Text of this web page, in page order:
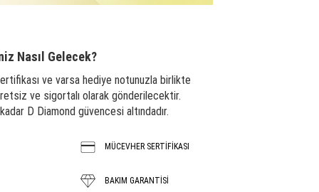
Nasıl Gelecek?
ve varsa hediye notunuzla birlikte
ve sigortalı olarak gönderilecektir.
D Diamond güvencesi altındadır.
MÜCEVHER SERTİFİKASI
BAKIM GARANTISİ